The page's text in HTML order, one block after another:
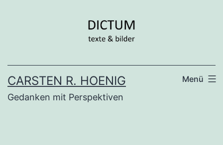
CARSTEN R. HOENIG
Gedanken mit Perspektiven
Menü